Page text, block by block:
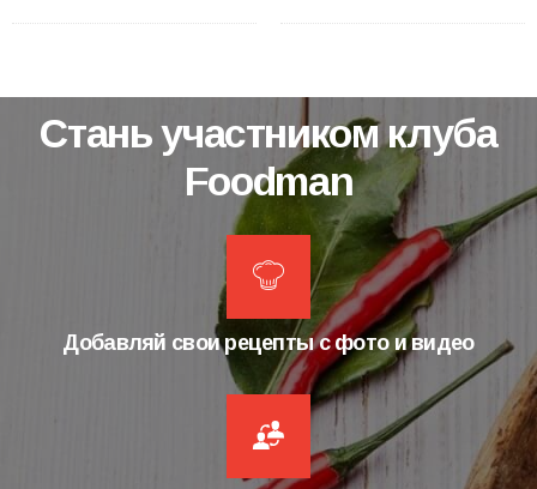
Стань участником клуба
Foodman
Добавляй свои рецепты с фото и видео